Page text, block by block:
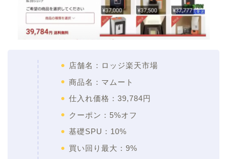
店舗名：ロッジ楽天市場
商品名：マムート
仕入れ価格：39,784円
クーポン：5%オフ
基礎SPU：10%
買い回り最大：9%